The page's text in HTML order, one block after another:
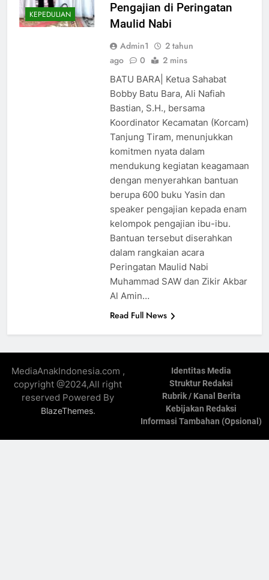
KEPEDULIAN
Pengajian di Peringatan
Maulid Nabi
Admin1
2 tahun
ago
0 2 mins
BATU BARA| Ketua Sahabat
Bobby Batu Bara, Ali Nafiah
Bastian, S.H., bersama
Koordinator Kecamatan (Korcam)
Tanjung Tiram, menunjukkan
komitmen nyata dalam
mendukung kegiatan keagamaan
dengan menyerahkan bantuan
berupa 600 buku Yasin dan
speaker pengajian kepada enam
kelompok pengajian ibu-ibu.
Bantuan tersebut diserahkan
dalam rangkaian acara
Peringatan Maulid Nabi
Muhammad SAW dan Zikir Akbar
Al Amin…
Read Full News
MediaAnakIndonesia.com ,
copyright @2024,All right
reserved Powered By
BlazeThemes.
Identitas Media
Struktur Redaksi
Rubrik / Kanal Berita
Kebijakan Redaksi
Informasi Tambahan (Opsional)